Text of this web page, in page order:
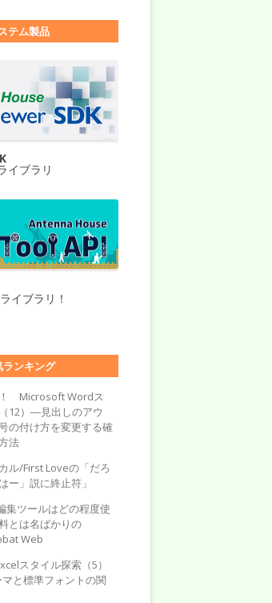
テム製品
イブラリ
イブラリ！
ランキング
Microsoft Wordス
12）―見出しのアウ
の付け方を変更する確
法
ル/First Loveの「だろ
ー」説に終止符」
集ツールはどの程度使
とは名ばかりの
Web
スタイル探索（5）
と標準フォントの関